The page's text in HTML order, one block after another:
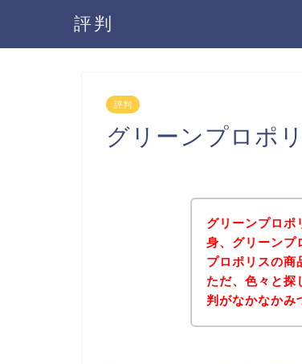
評判
評判
グリーンプロポ
グリーンプロポ
身、グリーンプ
プロポリスの商
ただ、色々と探
判がなかなかみ